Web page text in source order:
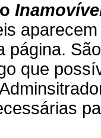
página.
que